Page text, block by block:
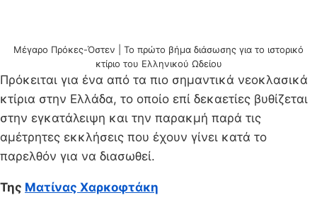
Μέγαρο Πρόκες-Όστεν | Το πρώτο βήμα διάσωσης για το ιστορικό
κτίριο του Ελληνικού Ωδείου
Πρόκειται για ένα από τα πιο σημαντικά νεοκλασικά
κτίρια στην Ελλάδα, το οποίο επί δεκαετίες βυθίζεται
στην εγκατάλειψη και την παρακμή παρά τις
αμέτρητες εκκλήσεις που έχουν γίνει κατά το
παρελθόν για να διασωθεί.
Της Ματίνας Χαρκοφτάκη